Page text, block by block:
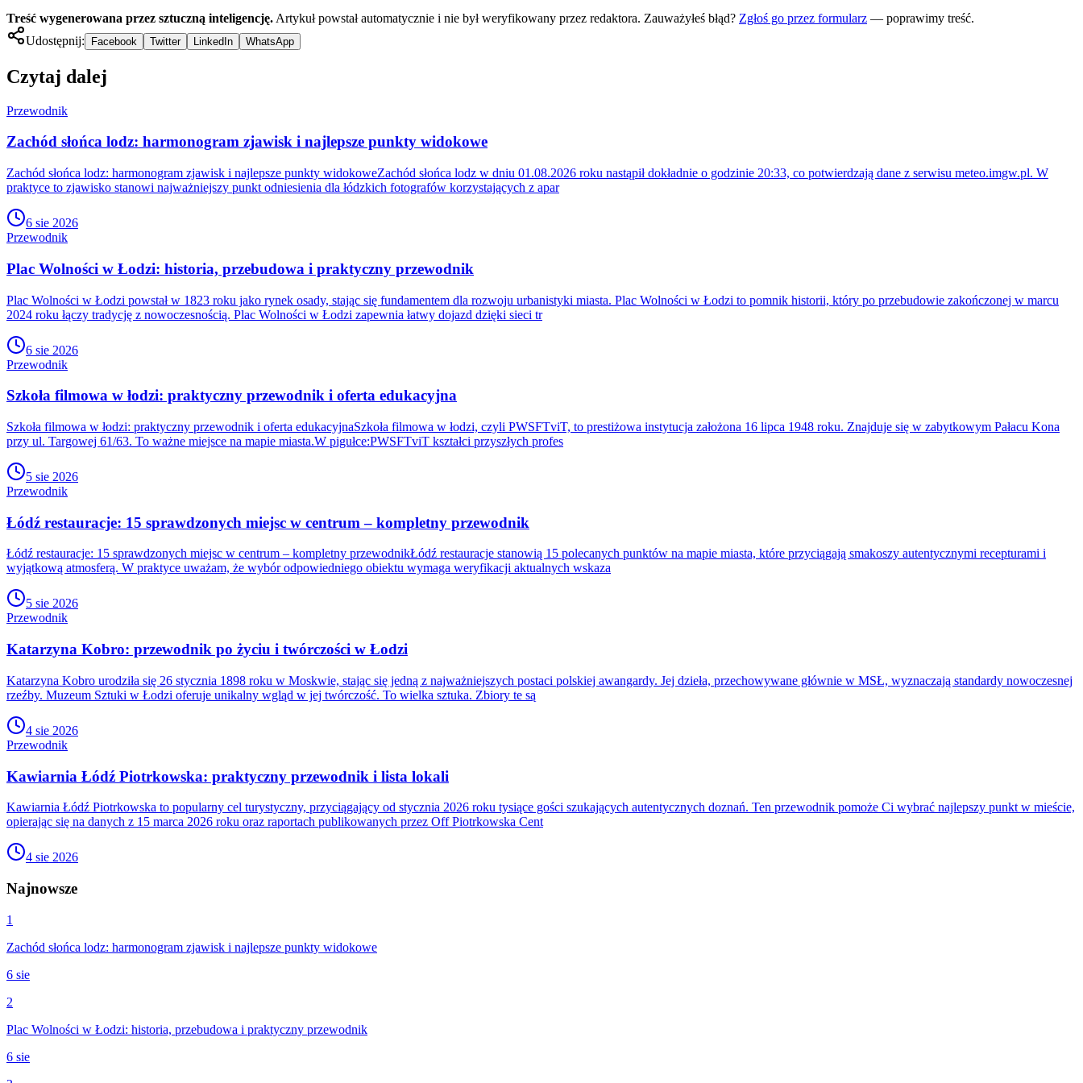
Treść wygenerowana przez sztuczną inteligencję. Artykuł powstał automatycznie i nie był weryfikowany przez redaktora. Zauważyłeś błąd? Zgłoś go przez formularz — poprawimy treść.
Udostępnij:
Facebook Twitter LinkedIn WhatsApp
Czytaj dalej
Przewodnik
Zachód słońca lodz: harmonogram zjawisk i najlepsze punkty widokowe
Zachód słońca lodz: harmonogram zjawisk i najlepsze punkty widokoweZachód słońca lodz w dniu 01.08.2026 roku nastąpił dokładnie o godzinie 20:33, co potwierdzają dane z serwisu meteo.imgw.pl. W
praktyce to zjawisko stanowi najważniejszy punkt odniesienia dla łódzkich fotografów korzystających z apar
6 sie 2026
Przewodnik
Plac Wolności w Łodzi: historia, przebudowa i praktyczny przewodnik
Plac Wolności w Łodzi powstał w 1823 roku jako rynek osady, stając się fundamentem dla rozwoju urbanistyki miasta. Plac Wolności w Łodzi to pomnik historii, który po przebudowie zakończonej w marcu
2024 roku łączy tradycję z nowoczesnością. Plac Wolności w Łodzi zapewnia łatwy dojazd dzięki sieci tr
6 sie 2026
Przewodnik
Szkoła filmowa w łodzi: praktyczny przewodnik i oferta edukacyjna
Szkoła filmowa w łodzi: praktyczny przewodnik i oferta edukacyjnaSzkoła filmowa w łodzi, czyli PWSFTviT, to prestiżowa instytucja założona 16 lipca 1948 roku. Znajduje się w zabytkowym Pałacu Kona
przy ul. Targowej 61/63. To ważne miejsce na mapie miasta.W pigułce:PWSFTviT kształci przyszłych profes
5 sie 2026
Przewodnik
Łódź restauracje: 15 sprawdzonych miejsc w centrum – kompletny przewodnik
Łódź restauracje: 15 sprawdzonych miejsc w centrum – kompletny przewodnikŁódź restauracje stanowią 15 polecanych punktów na mapie miasta, które przyciągają smakoszy autentycznymi recepturami i
wyjątkową atmosferą. W praktyce uważam, że wybór odpowiedniego obiektu wymaga weryfikacji aktualnych wskaza
5 sie 2026
Przewodnik
Katarzyna Kobro: przewodnik po życiu i twórczości w Łodzi
Katarzyna Kobro urodziła się 26 stycznia 1898 roku w Moskwie, stając się jedną z najważniejszych postaci polskiej awangardy. Jej dzieła, przechowywane głównie w MSŁ, wyznaczają standardy nowoczesnej
rzeźby. Muzeum Sztuki w Łodzi oferuje unikalny wgląd w jej twórczość. To wielka sztuka. Zbiory te są
4 sie 2026
Przewodnik
Kawiarnia Łódź Piotrkowska: praktyczny przewodnik i lista lokali
Kawiarnia Łódź Piotrkowska to popularny cel turystyczny, przyciągający od stycznia 2026 roku tysiące gości szukających autentycznych doznań. Ten przewodnik pomoże Ci wybrać najlepszy punkt w mieście,
opierając się na danych z 15 marca 2026 roku oraz raportach publikowanych przez Off Piotrkowska Cent
4 sie 2026
Najnowsze
1
Zachód słońca lodz: harmonogram zjawisk i najlepsze punkty widokowe
6 sie
2
Plac Wolności w Łodzi: historia, przebudowa i praktyczny przewodnik
6 sie